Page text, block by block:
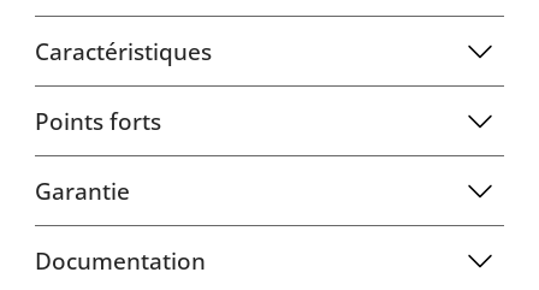
Caractéristiques
Points forts
Garantie
Documentation